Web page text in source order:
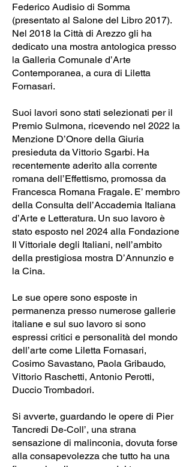
Federico Audisio di Somma
(presentato al Salone del Libro 2017).
Nel 2018 la Città di Arezzo gli ha
dedicato una mostra antologica presso
la Galleria Comunale d’Arte
Contemporanea, a cura di Liletta
Fornasari.
Suoi lavori sono stati selezionati per il
Premio Sulmona, ricevendo nel 2022 la
Menzione D’Onore della Giuria
presieduta da Vittorio Sgarbi. Ha
recentemente aderito alla corrente
romana dell’Effettismo, promossa da
Francesca Romana Fragale. E’ membro
della Consulta dell’Accademia Italiana
d’Arte e Letteratura. Un suo lavoro è
stato esposto nel 2024 alla Fondazione
Il Vittoriale degli Italiani, nell’ambito
della prestigiosa mostra D’Annunzio e
la Cina.
Le sue opere sono esposte in
permanenza presso numerose gallerie
italiane e sul suo lavoro si sono
espressi critici e personalità del mondo
dell’arte come Liletta Fornasari,
Cosimo Savastano, Paola Gribaudo,
Vittorio Raschetti, Antonio Perotti,
Duccio Trombadori.
Si avverte, guardando le opere di Pier
Tancredi De-Coll’, una strana
sensazione di malinconia, dovuta forse
alla consapevolezza che tutto ha una